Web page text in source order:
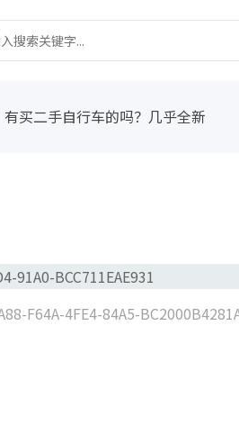
有买二手自行车的吗？几乎全新